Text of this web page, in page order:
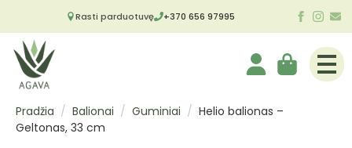
Rasti parduotuvę +370 656 97995
Pradžia Balionai Guminiai
Helio balionas –
Geltonas, 33 cm